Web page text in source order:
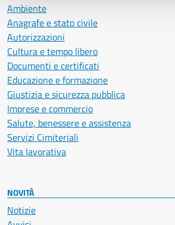
Ambiente
Anagrafe e stato civile
Autorizzazioni
Cultura e tempo libero
Documenti e certificati
Educazione e formazione
Giustizia e sicurezza pubblica
Imprese e commercio
Salute, benessere e assistenza
Servizi Cimiteriali
Vita lavorativa
NOVITÀ
Notizie